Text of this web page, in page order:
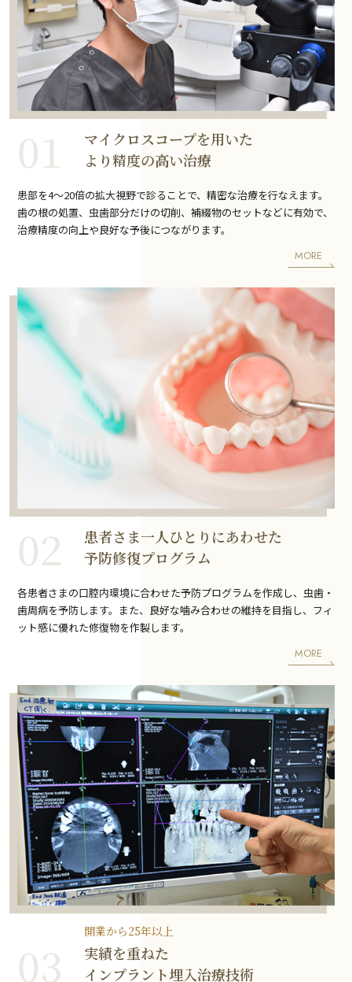
01
マイクロスコープを用いた
より精度の高い治療
患部を4～20倍の拡大視野で診ることで、精密な治療を行なえます。
歯の根の処置、虫歯部分だけの切削、補綴物のセットなどに有効で、
治療精度の向上や良好な予後につながります。
MORE
02
患者さま一人ひとりにあわせた
予防修復プログラム
各患者さまの口腔内環境に合わせた予防プログラムを作成し、虫歯・
歯周病を予防します。また、良好な噛み合わせの維持を目指し、フィ
ット感に優れた修復物を作製します。
MORE
03
開業から25年以上
実績を重ねた
インプラント埋入治療技術